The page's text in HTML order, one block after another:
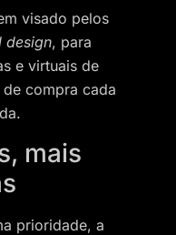
visado pelos
design, para
e virtuais de
compra cada
mais
prioridade, a